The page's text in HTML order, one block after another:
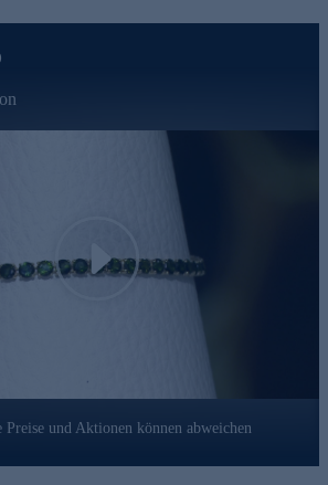
den Bestimmungen der Schweizer
Auslieferung mit Zertifikat.
Play
Preise und Aktionen können abweichen